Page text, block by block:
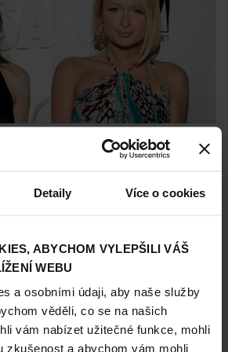
Detaily Více o cookies
ABYCHOM VYLEPŠILI VÁŠ
WEBU
a osobními údaji, aby naše služby
věděli, co se na našich
vám nabízet užitečné funkce, mohli
zkušenost a abychom vám mohli
„Ofina ale často udělá pravý
dodává, že řešení lze vždy
příkladů doporučuje
kolem uší, ofiny sestříhané ke
Nebála by se ani trvalé,
do módy.„I trvalou můžete nosit